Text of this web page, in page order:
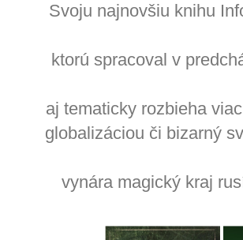
Svoju najnovšiu knihu
ktorú spracoval v
aj tematicky rozbieha
globalizáciou či bizarný
vynára magický kraj